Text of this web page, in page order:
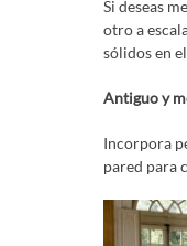
Si deseas
otro a
sólidos en
Antiguo y
Incorpora
pared para